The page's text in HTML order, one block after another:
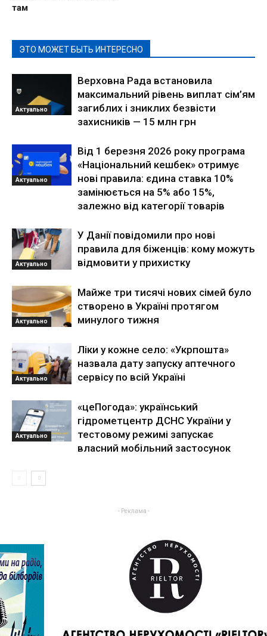
там
ЭТО МОЖЕТ БЫТЬ ИНТЕРЕСНО
Актуально
Верховна Рада встановила
максимальний рівень виплат сім’ям
загиблих і зниклих безвісти
захисників — 15 млн грн
Актуально
Від 1 березня 2026 року програма
«Національний кешбек» отримує
нові правила: єдина ставка 10%
замінюється на 5% або 15%,
залежно від категорії товарів
Актуально
У Данії повідомили про нові
правила для біженців: кому можуть
відмовити у прихистку
Актуально
Майже три тисячі нових сімей було
створено в Україні протягом
минулого тижня
Актуально
Ліки у кожне село: «Укрпошта»
назвала дату запуску аптечного
сервісу по всій Україні
Актуально
«цеПогода»: український
гідрометцентр ДСНС України у
тестовому режимі запускає
власний мобільний застосунок
- Реклама -